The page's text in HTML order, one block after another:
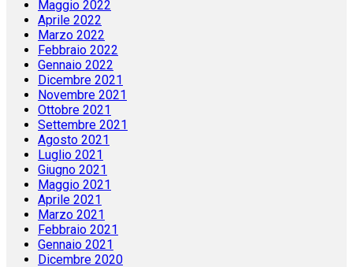
Maggio 2022
Aprile 2022
Marzo 2022
Febbraio 2022
Gennaio 2022
Dicembre 2021
Novembre 2021
Ottobre 2021
Settembre 2021
Agosto 2021
Luglio 2021
Giugno 2021
Maggio 2021
Aprile 2021
Marzo 2021
Febbraio 2021
Gennaio 2021
Dicembre 2020